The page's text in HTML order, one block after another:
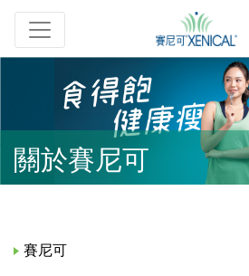
關於賽尼可
賽尼可